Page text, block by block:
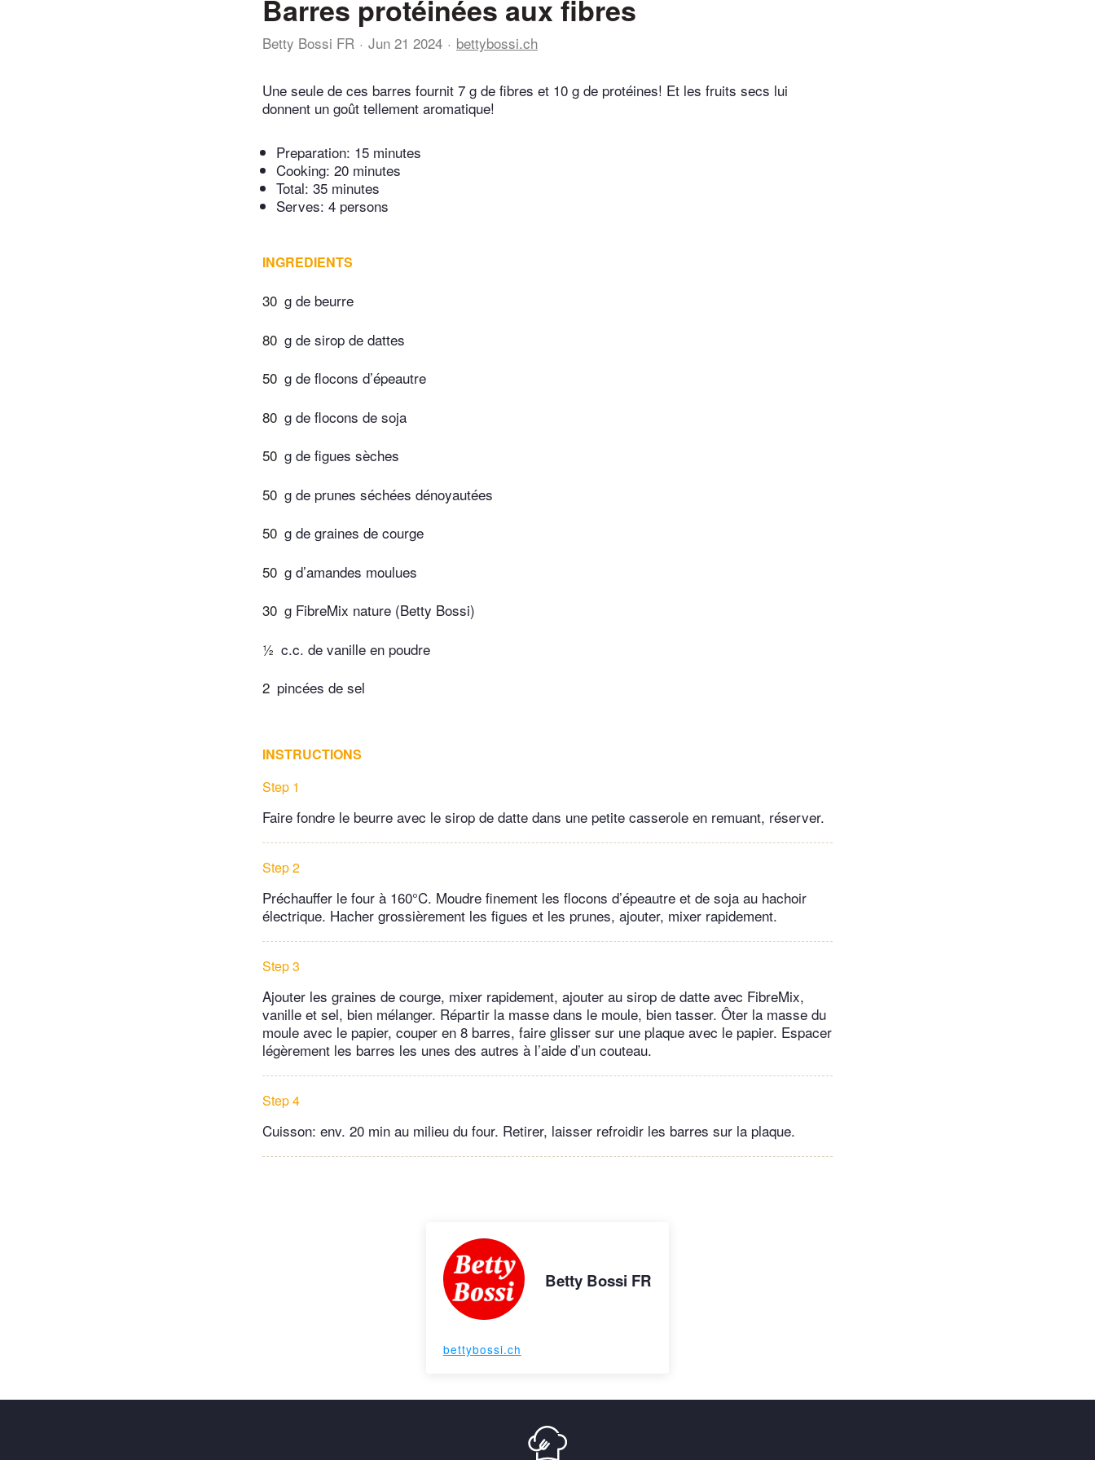
Barres protéinées aux fibres
Betty Bossi FR Jun 21 2024 bettybossi.ch
Une seule de ces barres fournit 7 g de fibres et 10 g de protéines! Et les fruits secs lui
donnent un goût tellement aromatique!
Preparation: 15 minutes
Cooking: 20 minutes
Total: 35 minutes
Serves: 4 persons
INGREDIENTS
30 g de beurre
80 g de sirop de dattes
50 g de flocons d’épeautre
80 g de flocons de soja
50 g de figues sèches
50 g de prunes séchées dénoyautées
50 g de graines de courge
50 g d’amandes moulues
30 g FibreMix nature (Betty Bossi)
½ c.c. de vanille en poudre
2 pincées de sel
INSTRUCTIONS
Step 1
Faire fondre le beurre avec le sirop de datte dans une petite casserole en remuant, réserver.
Step 2
Préchauffer le four à 160°C. Moudre finement les flocons d’épeautre et de soja au hachoir
électrique. Hacher grossièrement les figues et les prunes, ajouter, mixer rapidement.
Step 3
Ajouter les graines de courge, mixer rapidement, ajouter au sirop de datte avec FibreMix,
vanille et sel, bien mélanger. Répartir la masse dans le moule, bien tasser. Ôter la masse du
moule avec le papier, couper en 8 barres, faire glisser sur une plaque avec le papier. Espacer
légèrement les barres les unes des autres à l’aide d’un couteau.
Step 4
Cuisson: env. 20 min au milieu du four. Retirer, laisser refroidir les barres sur la plaque.
Betty Bossi FR
bettybossi.ch